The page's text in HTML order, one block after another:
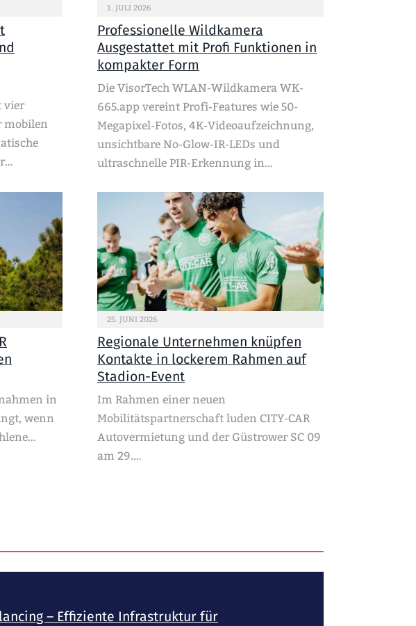
vier
1. JULI 2026
Professionelle Wildkamera
Ausgestattet mit Profi Funktionen in
kompakter Form
Die VisorTech WLAN-Wildkamera WK-
665.app vereint Profi-Features wie 50-
Megapixel-Fotos, 4K-Videoaufzeichnung,
unsichtbare No-Glow-IR-LEDs und
ultraschnelle PIR-Erkennung in…
in
wenn
25. JUNI 2026
Regionale Unternehmen knüpfen
Kontakte in lockerem Rahmen auf
Stadion-Event
Im Rahmen einer neuen
Mobilitätspartnerschaft luden CITY-CAR
Autovermietung und der Güstrower SC 09
am 29.…
– Effiziente Infrastruktur für